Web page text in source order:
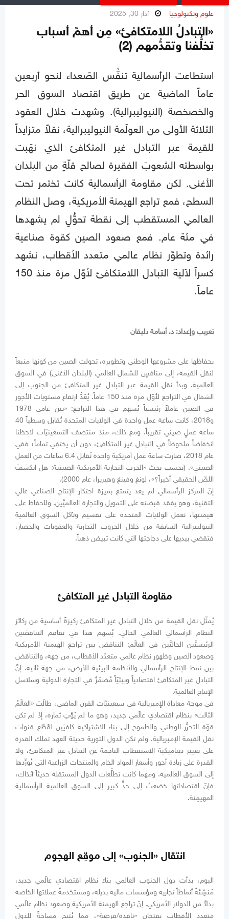
علوم وتكنولوجيا آذار 30, 2025
«التبادلُ اللامتكافئ» مِن أهمّ أسباب
تخلُّفنا وتقدُّمهم (2)
استطاعت الرأسمالية تنفُّس الصّعداء لنحو أربعين
عاماً الماضية عن طريق اقتصاد السوق الحر
والخصخصة (النيوليبرالية). وشهدت خلال العقود
الثلاثة الأولى من العولَمة النيوليبرالية، نقلاً متزايداً
للقيمة عبر التبادل غير المتكافئ الذي نهَبت
بواسطته الشعوبَ الفقيرة لصالح قلّةٍ من البلدان
الأغنى. لكن مقاومة الرأسمالية كانت تختمر تحت
السطح، فمع تراجع الهيمنة الأمريكية، وصل النظام
العالمي المستقطب إلى نقطة تحوُّلٍ لم يشهدها
في مئة عام. فمع صعود الصين كقوة صناعية
رائدة وتطوّر نظام عالمي متعدد الأقطاب، نشهد
كسراً لآلية التبادل اللامتكافئ لأوّل مرة منذ 150
عاماً.
تعريب وإعداد: د. أسامة دليقان
بحفاظها على مشروعها الوطني وتطويره، تحولت الصين من كونها منبعاً
لنقل القيمة، إلى منافسٍ للشمال العالمي (البلدان الأغنى) في السوق
العالمية. وبدأ نقل القيمة عبر التبادل غير المتكافئ من الجنوب إلى
الشمال في التراجع لأوّل مرة منذ 150 عاماً. يُعَدُّ ارتفاع مستويات الأجور
في الصين عاملاً رئيسياً يُسهم في هذا التراجع: «بين عامي 1978
و2018، كانت ساعة عمل واحدة في الولايات المتحدة تُقابل وسطياً 40
ساعة عملٍ صيني تقريباً. ومع ذلك، منذ منتصف التسعينيّات لاحظنا
انخفاضاً ملحوظاً في التبادل غير المتكافئ، دون أن يختفي تماماً؛ ففي
عام 2018، صارت ساعة عمل أمريكية واحدة تُقابل 6.4 ساعات من العمل
الصيني». (بحسب بحث «الحرب التجارية الأمريكية-الصينية: هل انكشفَ
اللصّ الحقيقي أخيراً؟»، لونغ وفينغ وهيريرا، عام 2000).
إنّ المركز الرأسمالي لم يعد يتمتع بميزة احتكار الإنتاج الصناعي عالي
التقنية، وهو يفقد قبضته على التمويل والتجارة العالميَّين. وللحفاظ على
هيمنتها، تعمل الولايات المتحدة على تقسيم وتآكل السوق العالمية
النيوليبرالية السابقة من خلال الحروب التجارية والعقوبات والحصار،
فتقضي بيديها على دجاجتها التي كانت تبيض ذهباً.
مقاومة التبادل غير المتكافئ
يُمثّل نقل القيمة من خلال التبادل غير المتكافئ ركيزةً أساسية من ركائز
النظام الرأسمالي العالمي الحالي. يُسهم هذا في تفاقم التناقضَين
الرئيسيَّين الحاليَّين في العالَم: التناقض بين تراجع الهيمنة الأمريكية
وصعود الصين وظهور نظام عالمي متعدّد الأقطاب، من جهة، والتناقض
بين نمط الإنتاج الرأسمالي والأنظمة البيئية للأرض، من جهة ثانية. إنَّ
التبادل غير المتكافئ اقتصادياً وبيئيّاً مُضمَرٌ في التجارة الدولية وسلاسل
الإنتاج العالمية.
في موجة معاداة الإمبريالية في سبعينيّات القرن الماضي، طالَبَ «العالَمُ
الثالث» بنظام اقتصادي عالَمي جديد، وهو ما لم يُؤتِ ثماره، إذْ لم تكن
قوّة التحرُّر الوطني والطموح إلى بناء الاشتراكية كافيَين لقَطْع قنوات
نقل القيمة الإمبريالية. ولم تكن الدول الثورية حديثة العهد تملك القدرة
على تغيير ديناميكية الاستقطاب الناجمة عن التبادل غير المتكافئ، ولا
القدرة على زيادة أجور وأسعار المواد الخام والمنتجات الزراعية التي تُورِّدها
إلى السوق العالمية. ومهما كانت تطلُّعات الدول المستقلة حديثاً آنذاك،
فإنّ اقتصاداتها خضعتْ إلى حدٍّ كبير إلى السوق العالمية الرأسمالية
المهيمِنة.
انتقال «الجنوب» إلى موقِع الهجوم
اليوم، بدأت دول الجنوب العالمي بناءَ نظام اقتصادي عالَمي جديد،
مُنشِئةً أنماطاً تجارية ومؤسسات مالية بديلة، ومستخدمةً عملاتها الخاصة
بدلاً من الدولار الأمريكي. إنّ تراجع الهيمنة الأمريكية وصعود نظام عالَمي
متعدد الأقطاب يفتحان «نافذة/فرصة»، مما يُتيح مساحةً للدول